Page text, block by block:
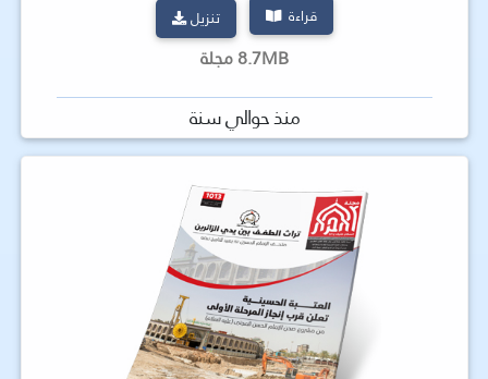
قراءة تنزيل
8.7MB مجلة
منذ حوالي سنة